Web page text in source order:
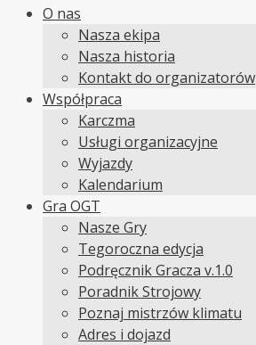
O nas
Nasza ekipa
Nasza historia
Kontakt do organizatorów
Współpraca
Karczma
Usługi organizacyjne
Wyjazdy
Kalendarium
Gra OGT
Nasze Gry
Tegoroczna edycja
Podręcznik Gracza v.1.0
Poradnik Strojowy
Poznaj mistrzów klimatu
Adres i dojazd